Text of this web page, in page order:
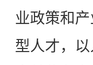
业政策和
型人才，